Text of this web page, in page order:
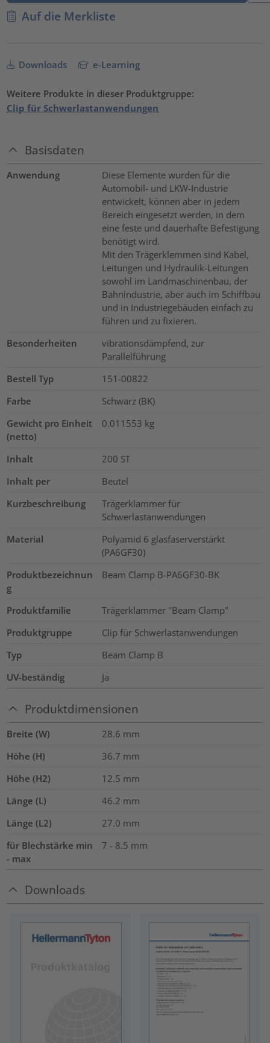
Auf die Merkliste
Downloads e-Learning
Weitere Produkte in dieser Produktgruppe:
Clip für Schwerlastanwendungen
Basisdaten
Anwendung
Diese Elemente wurden für die
Automobil- und LKW-Industrie
entwickelt, können aber in jedem
Bereich eingesetzt werden, in dem
eine feste und dauerhafte Befestigung
benötigt wird.
Mit den Trägerklemmen sind Kabel,
Leitungen und Hydraulik-Leitungen
sowohl im Landmaschinenbau, der
Bahnindustrie, aber auch im Schiffbau
und in Industriegebäuden einfach zu
führen und zu fixieren.
Besonderheiten
vibrationsdämpfend, zur
Parallelführung
Bestell Typ
151-00822
Farbe
Schwarz (BK)
Gewicht pro Einheit
(netto)
0.011553 kg
Inhalt 200 ST
Inhalt per
Beutel
Kurzbeschreibung
Trägerklammer für
Schwerlastanwendungen
Material
Polyamid 6 glasfaserverstärkt
(PA6GF30)
Produktbezeichnun
g
Beam Clamp B-PA6GF30-BK
Produktfamilie
Trägerklammer "Beam Clamp"
Produktgruppe
Clip für Schwerlastanwendungen
Typ
Beam Clamp B
UV-beständig
Ja
Produktdimensionen
Breite (W) 28.6 mm
Höhe (H)
36.7 mm
Höhe (H2)
12.5 mm
Länge (L)
46.2 mm
Länge (L2)
27.0 mm
für Blechstärke min
- max
7 - 8.5 mm
Downloads